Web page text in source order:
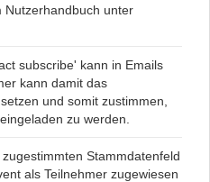
Nutzerhandbuch unter
subscribe' kann in Emails
kann damit das
und somit zustimmen,
zu werden.
Stammdatenfeld
als Teilnehmer zugewiesen